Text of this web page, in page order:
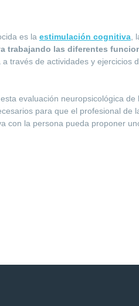
es la estimulación cognitiva ,
trabajando las diferentes
través de actividades y ejercicios
evaluación neuropsicológica de
para que el profesional de
con la persona pueda proponer